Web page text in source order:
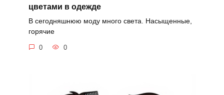
цветами в одежде
В сегодняшнюю моду много света. Насыщенные,
горячие
0 0